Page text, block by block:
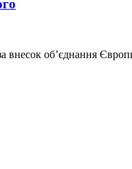
внесок об’єднання